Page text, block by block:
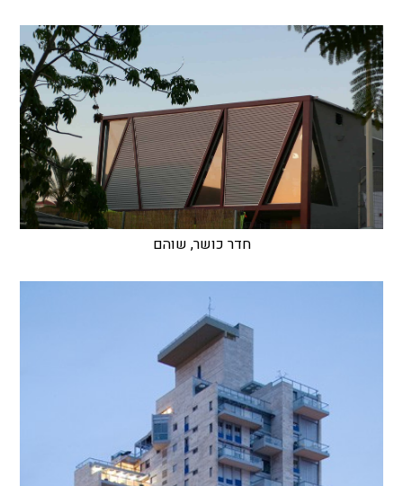
חדר כושר, שוהם